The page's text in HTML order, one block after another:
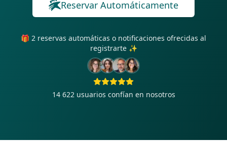
Reservar Automáticamente
🎁 2 reservas automáticas o notificaciones ofrecidas al
registrarte ✨
14 622 usuarios confían en nosotros